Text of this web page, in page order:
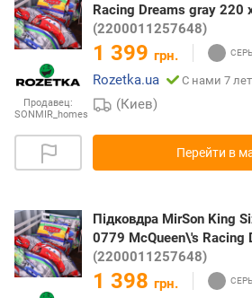
Продавец:
SONMIR_homes
Racing Dreams gray 220
(2200011257648)
1 399 грн.
Rozetka.ua
С нами 7 лет
(Киев)
Перейти в
Підковдра MirSon King
0779 McQueen\'s Racing
(2200011257648)
1 398 грн.